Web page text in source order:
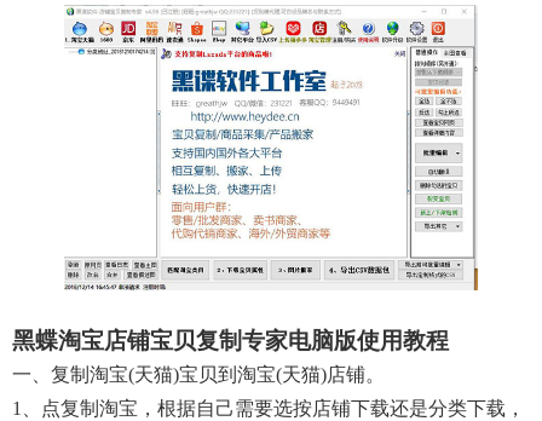
黑蝶淘宝店铺宝贝复制专家电脑版使用教程
一、复制淘宝(天猫)宝贝到淘宝(天猫)店铺。
1、点复制淘宝，根据自己需要选按店铺下载还是分类下载，